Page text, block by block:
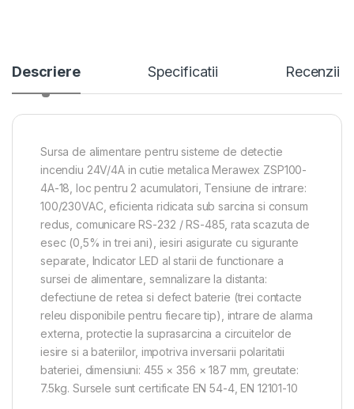
Descriere Specificatii Recenzii
Sursa de alimentare pentru sisteme de detectie
incendiu 24V/4A in cutie metalica Merawex ZSP100-
4A-18, loc pentru 2 acumulatori, Tensiune de intrare:
100/230VAC, eficienta ridicata sub sarcina si consum
redus, comunicare RS-232 / RS-485, rata scazuta de
esec (0,5% in trei ani), iesiri asigurate cu sigurante
separate, Indicator LED al starii de functionare a
sursei de alimentare, semnalizare la distanta:
defectiune de retea si defect baterie (trei contacte
releu disponibile pentru fiecare tip), intrare de alarma
externa, protectie la suprasarcina a circuitelor de
iesire si a bateriilor, impotriva inversarii polaritatii
bateriei, dimensiuni: 455 × 356 × 187 mm, greutate:
7.5kg. Sursele sunt certificate EN 54-4, EN 12101-10